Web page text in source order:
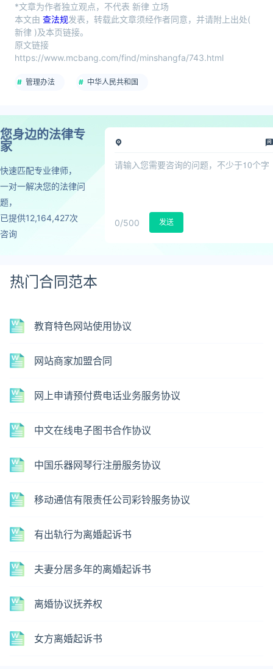
*文章为作者独立观点，不代表 新律 立场
本文由 查法规发表，转载此文章须经作者同意，并请附上出处(
新律 )及本页链接。
原文链接
https://www.mcbang.com/find/minshangfa/743.html
管理办法 中华人民共和国
您身边的法律专
家
快速匹配专业律师，
一对一解决您的法律问
题，
已提供12,164,427次
咨询
0/500 发送
热门合同范本
教育特色网站使用协议
网站商家加盟合同
网上申请预付费电话业务服务协议
中文在线电子图书合作协议
中国乐器网琴行注册服务协议
移动通信有限责任公司彩铃服务协议
有出轨行为离婚起诉书
夫妻分居多年的离婚起诉书
离婚协议抚养权
女方离婚起诉书